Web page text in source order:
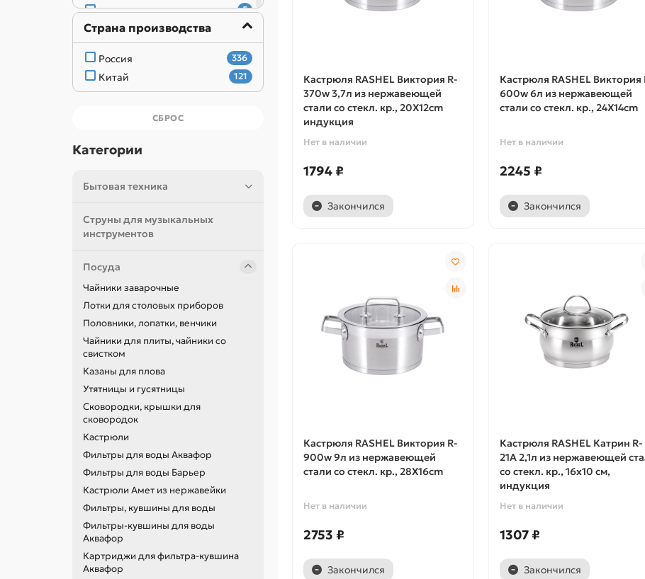
Чугун 5
Стекло 1
Страна производства
Россия 336
Китай 121
СБРОС
Категории
Бытовая техника
Струны для музыкальных
инструментов
Посуда
Чайники заварочные
Лотки для столовых приборов
Половники, лопатки, венчики
Чайники для плиты, чайники со
свистком
Казаны для плова
Утятницы и гусятницы
Сковородки, крышки для
сковородок
Кастрюли
Фильтры для воды Аквафор
Фильтры для воды Барьер
Кастрюли Амет из нержавейки
Фильтры, кувшины для воды
Фильтры-кувшины для воды
Аквафор
Картриджи для фильтра-кувшина
Аквафор
Кастрюля RASHEL Виктория R-
370w 3,7л из нержавеющей
стали со стекл. кр., 20X12cm
индукция
Нет в наличии
1794 ₽
Закончился
Кастрюля RASHEL Виктория
600w 6л из нержавеющей
стали со стекл. кр., 24X14cm
Нет в наличии
2245 ₽
Закончился
Кастрюля RASHEL Виктория R-
900w 9л из нержавеющей
стали со стекл. кр., 28X16cm
Нет в наличии
2753 ₽
Закончился
Кастрюля RASHEL Катрин R-
21А 2,1л из нержавеющей
со стекл. кр., 16х10 см,
индукция
Нет в наличии
1307 ₽
Закончился